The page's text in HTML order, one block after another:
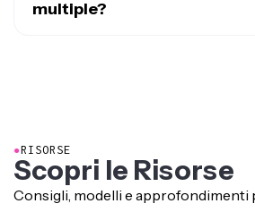
ElevenLabs
multiple?
●RISORSE
Scopri le Risorse
Consigli, modelli e approfondimenti